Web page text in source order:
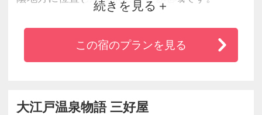
四季を愉しむ豊かな自然の中に身を委ね、地の
恵みの湯につかる。
深い眠りに身体を休める。御宿コトブキで湯村
続きを見る
この宿のプランを見る
大江戸温泉物語 三好屋